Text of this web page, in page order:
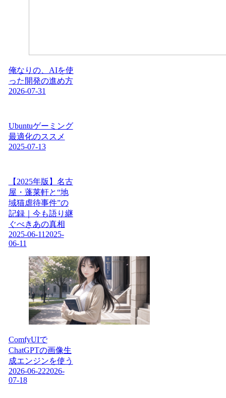
俺なりの、AIを使
った開発の進め方
2026-07-31
Ubuntuゲーミング
最適化のススメ
2025-07-13
【2025年版】名古
屋・蓬莱軒と“地
域猫虐待事件”の
記録｜今も語り継
ぐべきあの真相
2025-06-11 2025-
06-11
ComfyUIで
ChatGPTの画像生
成エンジンを使う
2026-06-222026-
07-18